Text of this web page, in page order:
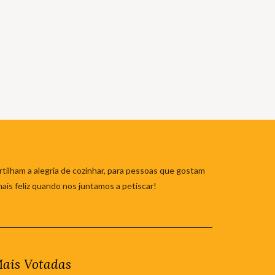
a alegria de cozinhar, para pessoas que gostam
feliz quando nos juntamos a petiscar!
Votadas